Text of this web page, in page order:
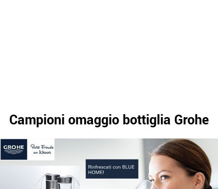
Campioni omaggio bottiglia Grohe